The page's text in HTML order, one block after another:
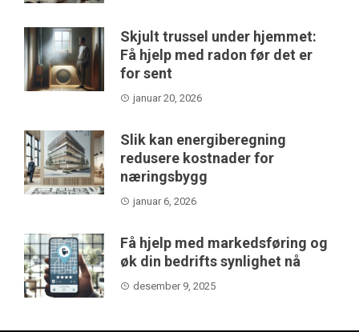
Skjult trussel under hjemmet:
Få hjelp med radon før det er
for sent
januar 20, 2026
Slik kan energiberegning
redusere kostnader for
næringsbygg
januar 6, 2026
Få hjelp med markedsføring og
øk din bedrifts synlighet nå
desember 9, 2025